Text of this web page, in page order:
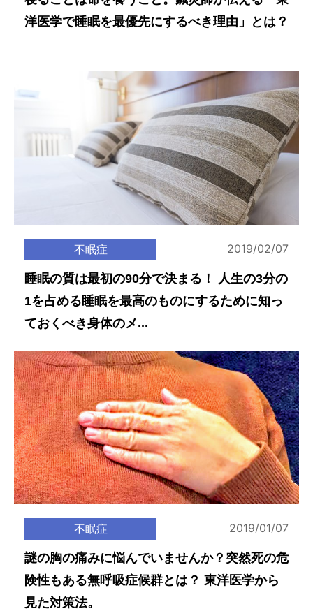
洋医学で睡眠を最優先にするべき理由」とは？
不眠症 2019/02/07
睡眠の質は最初の90分で決まる！ 人生の3分の
1を占める睡眠を最高のものにするために知っ
ておくべき身体のメ...
不眠症 2019/01/07
謎の胸の痛みに悩んでいませんか？突然死の危
険性もある無呼吸症候群とは？ 東洋医学から
見た対策法。